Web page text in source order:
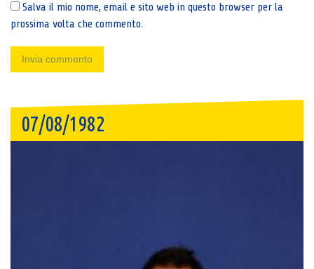
Salva il mio nome, email e sito web in questo browser per la
prossima volta che commento.
07/08/1982